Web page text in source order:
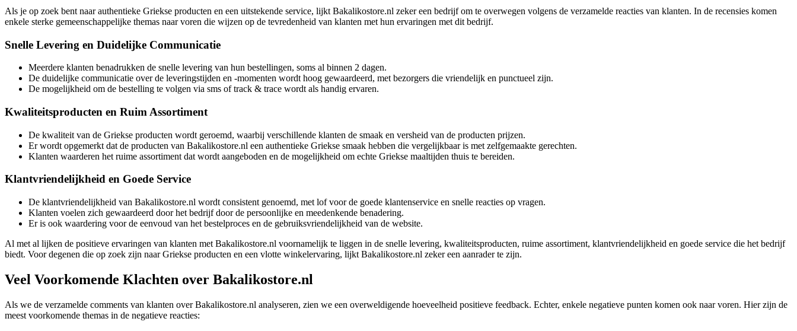
Als je op zoek bent naar authentieke Griekse producten en een uitstekende service, lijkt Bakalikostore.nl zeker een bedrijf om te overwegen volgens de verzamelde reacties van klanten. In de recensies komen
enkele sterke gemeenschappelijke themas naar voren die wijzen op de tevredenheid van klanten met hun ervaringen met dit bedrijf.
Snelle Levering en Duidelijke Communicatie
Meerdere klanten benadrukken de snelle levering van hun bestellingen, soms al binnen 2 dagen.
De duidelijke communicatie over de leveringstijden en -momenten wordt hoog gewaardeerd, met bezorgers die vriendelijk en punctueel zijn.
De mogelijkheid om de bestelling te volgen via sms of track & trace wordt als handig ervaren.
Kwaliteitsproducten en Ruim Assortiment
De kwaliteit van de Griekse producten wordt geroemd, waarbij verschillende klanten de smaak en versheid van de producten prijzen.
Er wordt opgemerkt dat de producten van Bakalikostore.nl een authentieke Griekse smaak hebben die vergelijkbaar is met zelfgemaakte gerechten.
Klanten waarderen het ruime assortiment dat wordt aangeboden en de mogelijkheid om echte Griekse maaltijden thuis te bereiden.
Klantvriendelijkheid en Goede Service
De klantvriendelijkheid van Bakalikostore.nl wordt consistent genoemd, met lof voor de goede klantenservice en snelle reacties op vragen.
Klanten voelen zich gewaardeerd door het bedrijf door de persoonlijke en meedenkende benadering.
Er is ook waardering voor de eenvoud van het bestelproces en de gebruiksvriendelijkheid van de website.
Al met al lijken de positieve ervaringen van klanten met Bakalikostore.nl voornamelijk te liggen in de snelle levering, kwaliteitsproducten, ruime assortiment, klantvriendelijkheid en goede service die het bedrijf
biedt. Voor degenen die op zoek zijn naar Griekse producten en een vlotte winkelervaring, lijkt Bakalikostore.nl zeker een aanrader te zijn.
Veel Voorkomende Klachten over Bakalikostore.nl
Als we de verzamelde comments van klanten over Bakalikostore.nl analyseren, zien we een overweldigende hoeveelheid positieve feedback. Echter, enkele negatieve punten komen ook naar voren. Hier zijn de
meest voorkomende themas in de negatieve reacties: